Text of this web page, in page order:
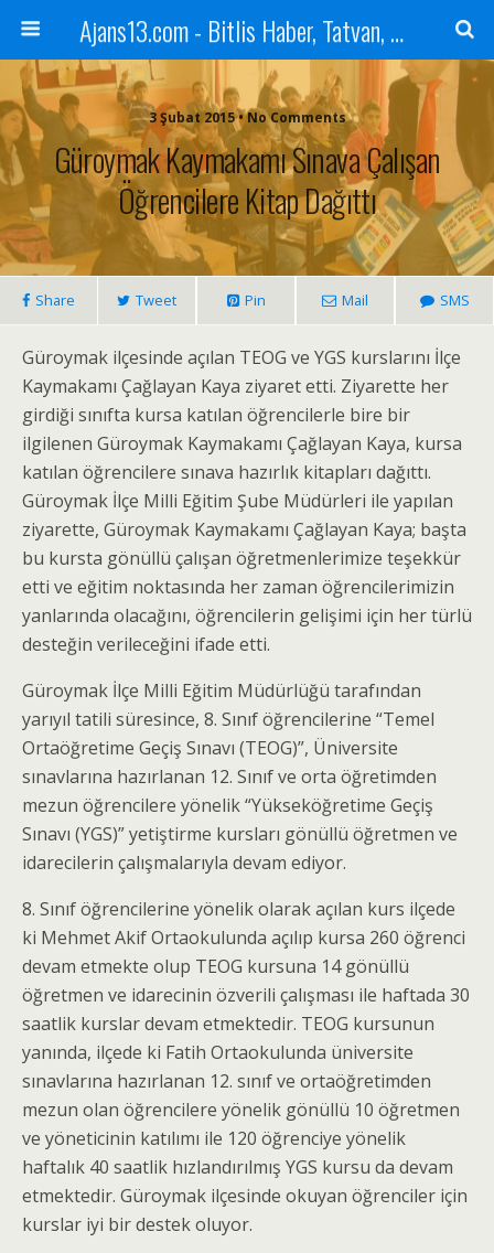
Ajans13.com - Bitlis Haber, Tatvan, Ahlat, Adilcevaz, Mutki, Hizan, Güroymak, Gazete, Ajans, 13, Haber
3 Şubat 2015 • No Comments
Güroymak Kaymakamı Sınava Çalışan
Öğrencilere Kitap Dağıttı
Share Tweet Pin Mail SMS
Güroymak ilçesinde açılan TEOG ve YGS kurslarını İlçe
Kaymakamı Çağlayan Kaya ziyaret etti. Ziyarette her
girdiği sınıfta kursa katılan öğrencilerle bire bir
ilgilenen Güroymak Kaymakamı Çağlayan Kaya, kursa
katılan öğrencilere sınava hazırlık kitapları dağıttı.
Güroymak İlçe Milli Eğitim Şube Müdürleri ile yapılan
ziyarette, Güroymak Kaymakamı Çağlayan Kaya; başta
bu kursta gönüllü çalışan öğretmenlerimize teşekkür
etti ve eğitim noktasında her zaman öğrencilerimizin
yanlarında olacağını, öğrencilerin gelişimi için her türlü
desteğin verileceğini ifade etti.
Güroymak İlçe Milli Eğitim Müdürlüğü tarafından
yarıyıl tatili süresince, 8. Sınıf öğrencilerine “Temel
Ortaöğretime Geçiş Sınavı (TEOG)”, Üniversite
sınavlarına hazırlanan 12. Sınıf ve orta öğretimden
mezun öğrencilere yönelik “Yükseköğretime Geçiş
Sınavı (YGS)” yetiştirme kursları gönüllü öğretmen ve
idarecilerin çalışmalarıyla devam ediyor.
8. Sınıf öğrencilerine yönelik olarak açılan kurs ilçede
ki Mehmet Akif Ortaokulunda açılıp kursa 260 öğrenci
devam etmekte olup TEOG kursuna 14 gönüllü
öğretmen ve idarecinin özverili çalışması ile haftada 30
saatlik kurslar devam etmektedir. TEOG kursunun
yanında, ilçede ki Fatih Ortaokulunda üniversite
sınavlarına hazırlanan 12. sınıf ve ortaöğretimden
mezun olan öğrencilere yönelik gönüllü 10 öğretmen
ve yöneticinin katılımı ile 120 öğrenciye yönelik
haftalık 40 saatlik hızlandırılmış YGS kursu da devam
etmektedir. Güroymak ilçesinde okuyan öğrenciler için
kurslar iyi bir destek oluyor.